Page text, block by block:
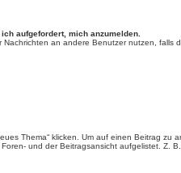
aufgefordert, mich anzumelden.
an andere Benutzer nutzen,
Thema“ klicken. Um auf einen Beitrag
und der Beitragsansicht aufgelistet. Z.